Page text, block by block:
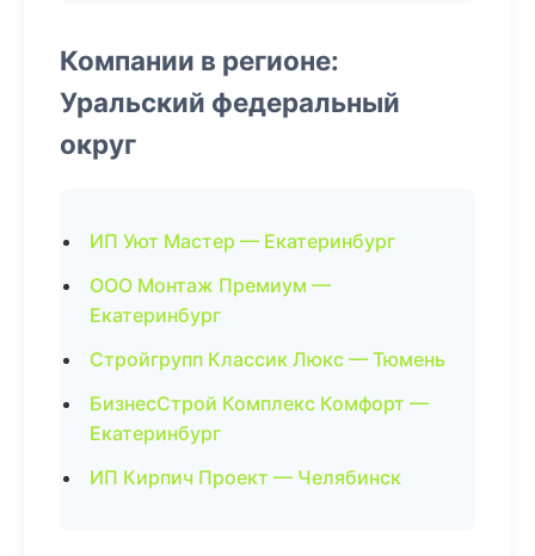
Компании в регионе:
Уральский федеральный
округ
ИП Уют Мастер — Екатеринбург
ООО Монтаж Премиум —
Екатеринбург
Стройгрупп Классик Люкс — Тюмень
БизнесСтрой Комплекс Комфорт —
Екатеринбург
ИП Кирпич Проект — Челябинск